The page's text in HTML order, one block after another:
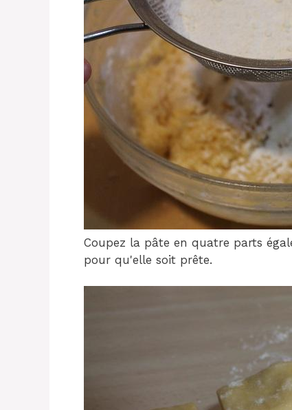
Coupez la pâte en quatre parts
pour qu'elle soit prête.